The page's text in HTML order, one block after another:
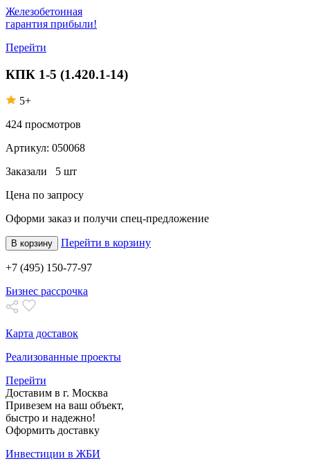
Железобетонная
гарантия прибыли!
Перейти
КПК 1-5 (1.420.1-14)
5+
424 просмотров
Артикул: 050068
Заказали 5 шт
Цена по запросу
Оформи заказ и получи спец-предложение
В корзину Перейти в корзину
+7 (495) 150-77-97
Бизнес рассрочка
Карта доставок
Реализованные проекты
Перейти
Доставим в г. Москва
Привезем на ваш объект,
быстро и надежно!
Оформить доставку
Инвестиции в ЖБИ